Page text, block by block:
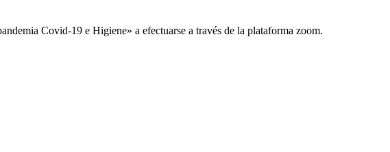
Covid-19 e Higiene» a efectuarse a través de la plataforma zoom.